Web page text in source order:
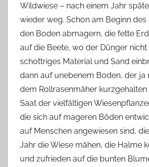
Wildwiese – nach einem Jahr
wieder weg. Schon am Beginn des
den Boden abmagern, die fette
auf die Beete, wo der Dünger nicht
schottriges Material und Sand
dann auf unebenem Boden, der ja
dem Rollrasenmäher
Saat der vielfältigen
die sich auf mageren Böden
auf Menschen angewiesen sind,
Jahr die Wiese mähen, die Halme
und zufrieden auf die bunten